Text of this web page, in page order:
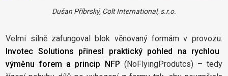
Dušan Příbrský, Colt International, s.r.o.
Velmi silně zafungoval blok věnovaný formám v provozu.
Invotec Solutions přinesl praktický pohled na rychlou
výměnu forem a princip NFP (NoFlyingProdutcs) – tedy